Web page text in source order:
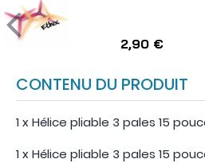
2,90 €
CONTENU DU PRODUIT
1 x Hélice pliable 3 pales 15
1 x Hélice pliable 3 pales 15